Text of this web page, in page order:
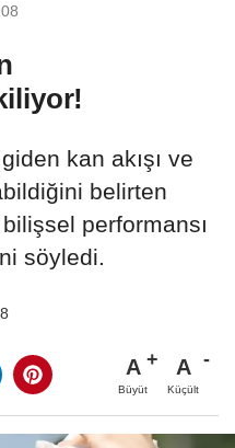
kan akışı ve
belirten
performansı
söyledi.
A
Büyüt
A
Küçült